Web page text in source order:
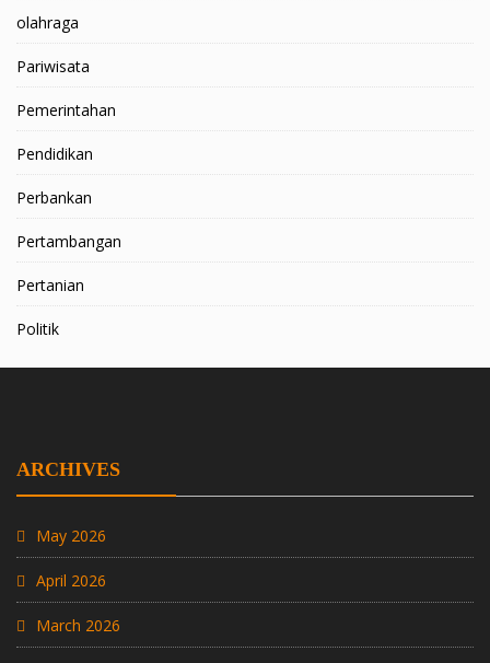
olahraga
Pariwisata
Pemerintahan
Pendidikan
Perbankan
Pertambangan
Pertanian
Politik
ARCHIVES
May 2026
April 2026
March 2026